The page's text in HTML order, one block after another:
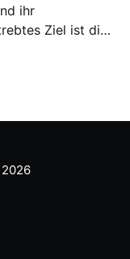
ihr
Ziel ist die
Ein